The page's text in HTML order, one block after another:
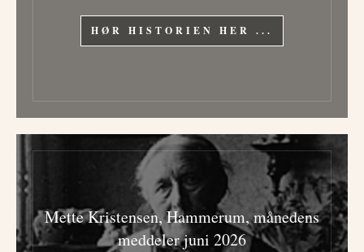
HØR HISTORIEN HER ...
Mette Kristensen, Hammerum, månedens
meddeler juni 2026